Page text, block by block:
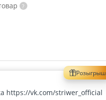
Розыгрыш
https://vk.com/striwer_official